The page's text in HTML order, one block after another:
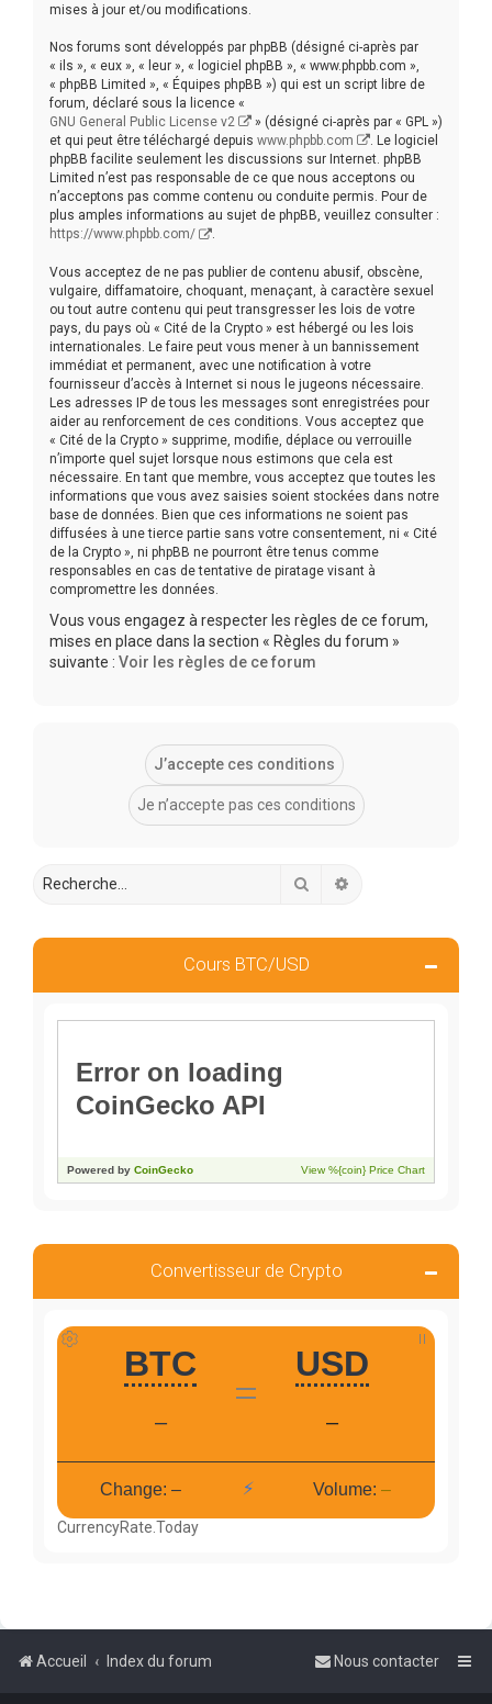
mises à jour et/ou modifications.
Nos forums sont développés par phpBB (désigné ci-après par
« ils », « eux », « leur », « logiciel phpBB », « www.phpbb.com »,
« phpBB Limited », « Équipes phpBB ») qui est un script libre de
forum, déclaré sous la licence «
GNU General Public License v2
» (désigné ci-après par « GPL »)
et qui peut être téléchargé depuis www.phpbb.com
. Le logiciel
phpBB facilite seulement les discussions sur Internet. phpBB
Limited n’est pas responsable de ce que nous acceptons ou
n’acceptons pas comme contenu ou conduite permis. Pour de
plus amples informations au sujet de phpBB, veuillez consulter :
https://www.phpbb.com/
.
Vous acceptez de ne pas publier de contenu abusif, obscène,
vulgaire, diffamatoire, choquant, menaçant, à caractère sexuel
ou tout autre contenu qui peut transgresser les lois de votre
pays, du pays où « Cité de la Crypto » est hébergé ou les lois
internationales. Le faire peut vous mener à un bannissement
immédiat et permanent, avec une notification à votre
fournisseur d’accès à Internet si nous le jugeons nécessaire.
Les adresses IP de tous les messages sont enregistrées pour
aider au renforcement de ces conditions. Vous acceptez que
« Cité de la Crypto » supprime, modifie, déplace ou verrouille
n’importe quel sujet lorsque nous estimons que cela est
nécessaire. En tant que membre, vous acceptez que toutes les
informations que vous avez saisies soient stockées dans notre
base de données. Bien que ces informations ne soient pas
diffusées à une tierce partie sans votre consentement, ni « Cité
de la Crypto », ni phpBB ne pourront être tenus comme
responsables en cas de tentative de piratage visant à
compromettre les données.
Vous vous engagez à respecter les règles de ce forum,
mises en place dans la section « Règles du forum »
suivante : Voir les règles de ce forum
Rechercher
Cours BTC/USD
Convertisseur de Crypto
CurrencyRate.Today
Accueil Index du forum Nous contacter